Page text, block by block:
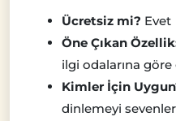
Ücretsiz mi? Evet
Öne Çıkan
ilgi odalarına göre
Kimler İçin
dinlemeyi sevenler